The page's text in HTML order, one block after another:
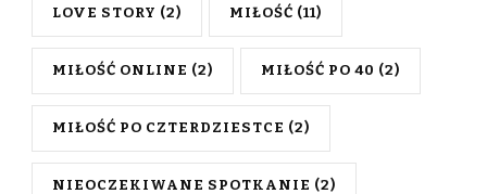
LOVE STORY (2) MIŁOŚĆ (11)
MIŁOŚĆ ONLINE (2) MIŁOŚĆ PO 40 (2)
MIŁOŚĆ PO CZTERDZIESTCE (2)
NIEOCZEKIWANE SPOTKANIE (2)